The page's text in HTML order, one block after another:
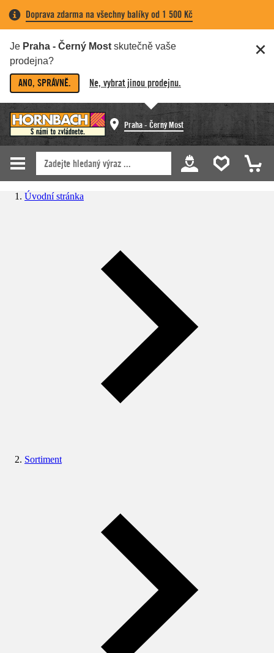
Doprava zdarma na všechny balíky od 1 500 Kč
Je Praha - Černý Most skutečně vaše
prodejna?
ANO, SPRÁVNĚ. Ne, vybrat jinou prodejnu.
Praha - Černý Most
Úvodní stránka
Sortiment